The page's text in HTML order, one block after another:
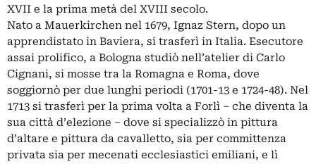
XVII e la prima metà del XVIII secolo.
Nato a Mauerkirchen nel 1679, Ignaz Stern, dopo un
apprendistato in Baviera, si trasferì in Italia. Esecutore
assai prolifico, a Bologna studiò nell’atelier di Carlo
Cignani, si mosse tra la Romagna e Roma, dove
soggiornò per due lunghi periodi (1701-13 e 1724-48). Nel
1713 si trasferì per la prima volta a Forlì – che diventa la
sua città d’elezione – dove si specializzò in pittura
d’altare e pittura da cavalletto, sia per committenza
privata sia per mecenati ecclesiastici emiliani, e lì